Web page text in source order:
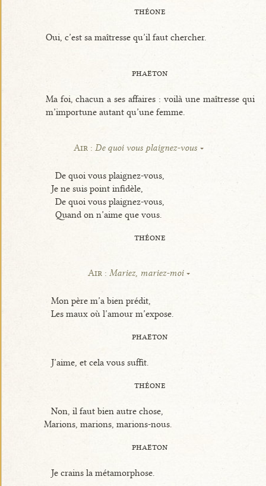
théone
Oui, c’est sa maîtresse qu’il faut chercher.
phaëton
Ma foi, chacun a ses affaires : voilà une maîtresse qui
m’importune autant qu’une femme.
Air :De quoi vous plaignez-vous
De quoi vous plaignez-vous,
Je ne suis point infidèle,
De quoi vous plaignez-vous,
Quand on n’aime que vous.
théone
Air : Mariez, mariez-moi
Mon père m’a bien prédit,
Les maux où l’amour m’expose.
phaëton
J’aime, et cela vous suffit.
théone
Non, il faut bien autre chose,
Marions, marions, marions-nous.
phaëton
Je crains la métamorphose.